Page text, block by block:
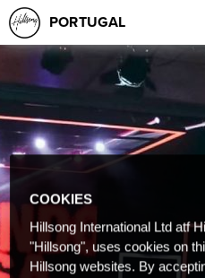
PORTUGAL
COOKIES
Hillsong International Ltd atf
"Hillsong", uses cookies on
Hillsong websites. By